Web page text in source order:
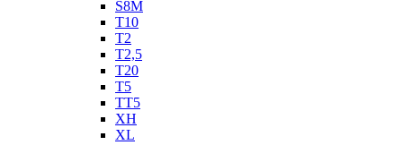
S8M
T10
T2
T2,5
T20
T5
TT5
XH
XL